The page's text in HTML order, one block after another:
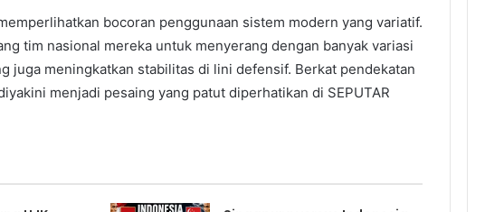
bocoran penggunaan sistem modern yang variatif.
tim nasional mereka untuk menyerang dengan banyak variasi
juga meningkatkan stabilitas di lini defensif. Berkat pendekatan
menjadi pesaing yang patut diperhatikan di SEPUTAR